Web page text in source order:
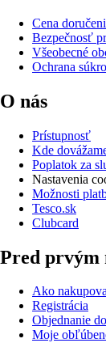
Cena
Bezpečnosť
Všeobecné
Ochrana
O nás
Prístupnosť
Kde
Poplatok za
Nastavenia
Možnosti
Tesco.sk
Clubcard
Pred prvým
Ako
Registrácia
Objednanie
Moje